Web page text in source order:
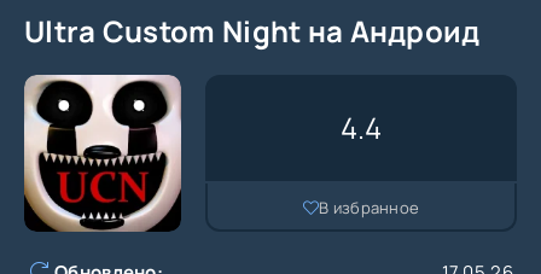
Ultra Custom Night на Андроид
4.4
В избранное